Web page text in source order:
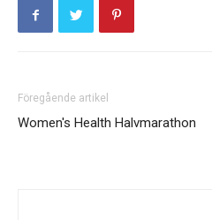
Föregående artikel
Women's Health Halvmarathon